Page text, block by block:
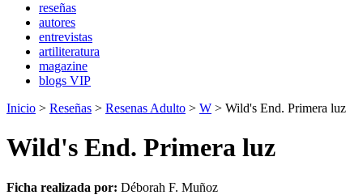
reseñas
autores
entrevistas
artiliteratura
magazine
blogs VIP
Inicio > Reseñas > Resenas Adulto > W > Wild's End. Primera luz
Wild's End. Primera luz
Ficha realizada por: Déborah F. Muñoz